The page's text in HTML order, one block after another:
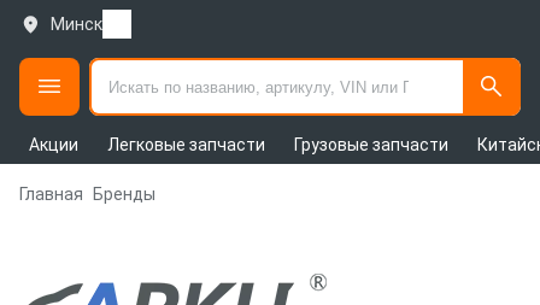
Минск
Акции Легковые запчасти Грузовые запчасти
Главная Бренды